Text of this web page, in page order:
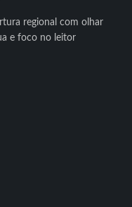
regional com olhar
e foco no leitor